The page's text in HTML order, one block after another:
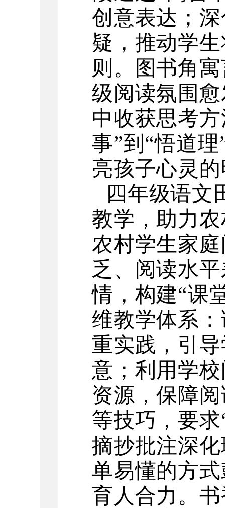
创意表达；
疑，推动学
则。图书角
级阅读氛围
中收获思考
事”到“悟道
亮孩子心灵
四年级语文
教学，助力
农村学生家
乏、阅读水
情，构建“课
维教学体系
重实践，引
意；利用学
资源，保障
等技巧，要
摘抄批注深
单易懂的方
育人合力。